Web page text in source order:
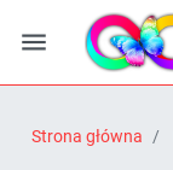

Strona główna